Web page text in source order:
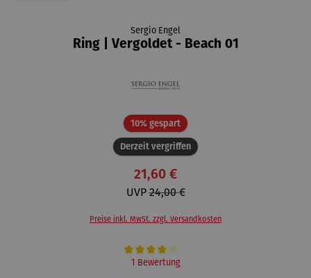
Sergio Engel
Ring | Vergoldet - Beach 01
Derzeit vergriffen
10% gespartRabatt
21,60 €
UVP24,00 €
Preise inkl. MwSt. zzgl. Versandkosten
Durchschnittliche Bewertung von 4 von 5 Sternen
1 Bewertung